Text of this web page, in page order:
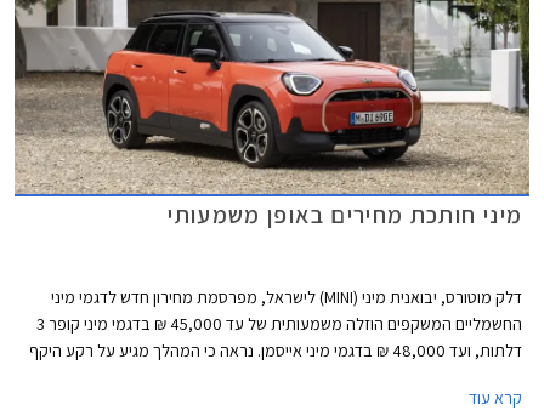
מיני חותכת מחירים באופן משמעותי
דלק מוטורס, יבואנית מיני (MINI) לישראל, מפרסמת מחירון חדש לדגמי מיני
החשמליים המשקפים הוזלה משמעותית של עד 45,000 ₪ בדגמי מיני קופר 3
דלתות, ועד 48,000 ₪ בדגמי מיני אייסמן. נראה כי המהלך מגיע על רקע היקף
יותר.
קרא עוד